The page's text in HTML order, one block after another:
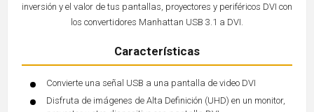
inversión y el valor de tus pantallas, proyectores y periféricos DVI con
los convertidores Manhattan USB 3.1 a DVI.
Características
Convierte una señal USB a una pantalla de video DVI
Disfruta de imágenes de Alta Definición (UHD) en un monitor,